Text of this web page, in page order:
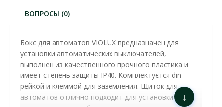
ВОПРОСЫ (0)
Бокс для автоматов VIOLUX предназначен для
установки автоматических выключателей,
выполнен из качественного прочного пластика и
имеет степень защиты IP40. Комплектуєтся din-
рейкой и клеммой для заземления. Щиток для
автоматов отлично подходит для установки как в
↓